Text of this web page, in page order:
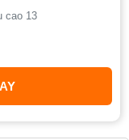
cao 13